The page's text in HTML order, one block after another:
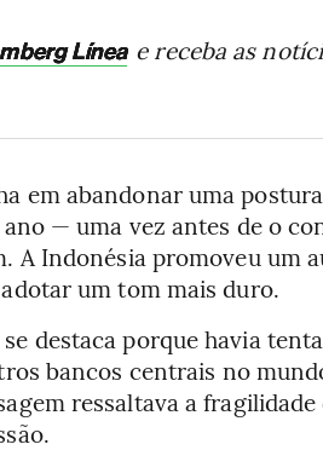
Línea e receba as
em abandonar uma
— uma vez antes de o
A Indonésia promoveu um
um tom mais duro.
destaca porque havia
bancos centrais no
ressaltava a